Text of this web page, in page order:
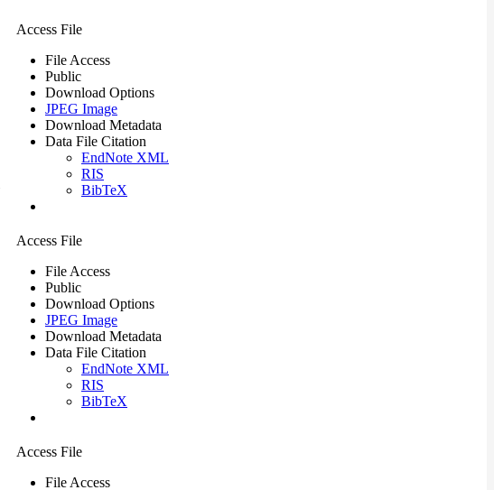
Access File
File Access
Public
Download Options
JPEG Image
Download Metadata
Data File Citation
EndNote XML
RIS
BibTeX
Access File
File Access
Public
Download Options
JPEG Image
Download Metadata
Data File Citation
EndNote XML
RIS
BibTeX
Access File
File Access